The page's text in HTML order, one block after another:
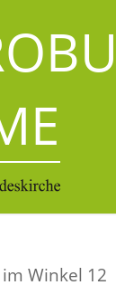
Winkel 12